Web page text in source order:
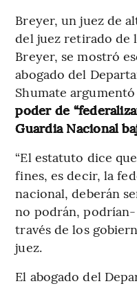
Breyer, un juez de
del juez retirado de
Breyer, se mostró
abogado del
Shumate
poder de
Guardia Nacional
“El estatuto dice
fines, es decir, la
nacional, deberán
no podrán,
través de los
juez.
El abogado del